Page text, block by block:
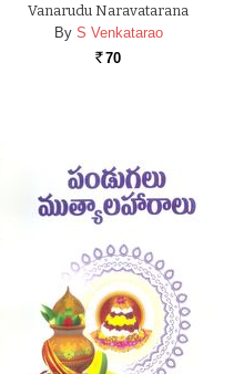
Vanarudu Naravatarana
By S Venkatarao
Rs. 70